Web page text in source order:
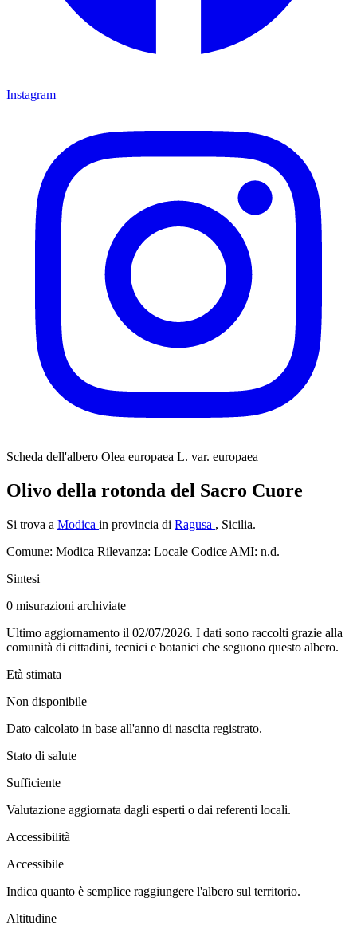
Instagram
Scheda dell'albero Olea europaea L. var. europaea
Olivo della rotonda del Sacro Cuore
Si trova a Modica in provincia di Ragusa , Sicilia.
Comune: Modica Rilevanza: Locale Codice AMI: n.d.
Sintesi
0 misurazioni archiviate
Ultimo aggiornamento il 02/07/2026. I dati sono raccolti grazie alla
comunità di cittadini, tecnici e botanici che seguono questo albero.
Età stimata
Non disponibile
Dato calcolato in base all'anno di nascita registrato.
Stato di salute
Sufficiente
Valutazione aggiornata dagli esperti o dai referenti locali.
Accessibilità
Accessibile
Indica quanto è semplice raggiungere l'albero sul territorio.
Altitudine